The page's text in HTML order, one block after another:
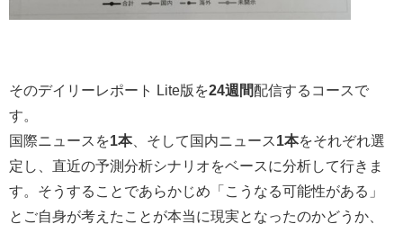
そのデイリーレポート Lite版を24週間配信するコースで
す。
国際ニュースを1本、そして国内ニュース1本をそれぞれ選
定し、直近の予測分析シナリオをベースに分析して行きま
す。そうすることであらかじめ「こうなる可能性がある」
とご自身が考えたことが本当に現実となったのかどうか、